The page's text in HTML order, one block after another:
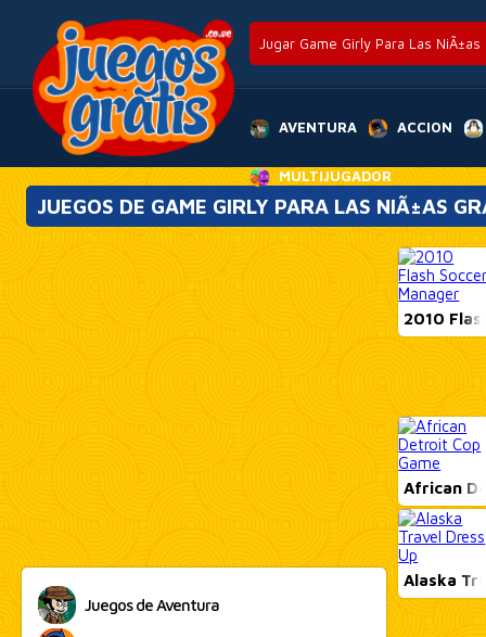
Jugar Game Girly Para Las NiÃ±as
AVENTURA ACCION
MULTIJUGADOR
JUEGOS DE GAME GIRLY PARA LAS NIÃ±AS
Juegos de Aventura
2010
African
Alaska